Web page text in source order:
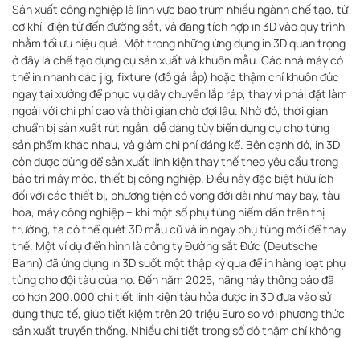
Sản xuất công nghiệp là lĩnh vực bao trùm nhiều ngành chế tạo, từ
cơ khí, điện tử đến đường sắt, và đang tích hợp in 3D vào quy trình
nhằm tối ưu hiệu quả. Một trong những ứng dụng in 3D quan trọng
ở đây là chế tạo dụng cụ sản xuất và khuôn mẫu. Các nhà máy có
thể in nhanh các jig, fixture (đồ gá lắp) hoặc thậm chí khuôn đúc
ngay tại xưởng để phục vụ dây chuyền lắp ráp, thay vì phải đặt làm
ngoài với chi phí cao và thời gian chờ đợi lâu. Nhờ đó, thời gian
chuẩn bị sản xuất rút ngắn, dễ dàng tùy biến dụng cụ cho từng
sản phẩm khác nhau, và giảm chi phí đáng kể. Bên cạnh đó, in 3D
còn được dùng để sản xuất linh kiện thay thế theo yêu cầu trong
bảo trì máy móc, thiết bị công nghiệp. Điều này đặc biệt hữu ích
đối với các thiết bị, phương tiện có vòng đời dài như máy bay, tàu
hỏa, máy công nghiệp – khi một số phụ tùng hiếm dần trên thị
trường, ta có thể quét 3D mẫu cũ và in ngay phụ tùng mới để thay
thế. Một ví dụ điển hình là công ty Đường sắt Đức (Deutsche
Bahn) đã ứng dụng in 3D suốt một thập kỷ qua để in hàng loạt phụ
tùng cho đội tàu của họ. Đến năm 2025, hãng này thông báo đã
có hơn 200.000 chi tiết linh kiện tàu hỏa được in 3D đưa vào sử
dụng thực tế, giúp tiết kiệm trên 20 triệu Euro so với phương thức
sản xuất truyền thống. Nhiều chi tiết trong số đó thậm chí không